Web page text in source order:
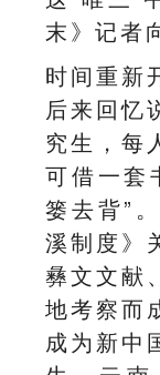
末》记者
时间重新
后来回忆
究生，每
可借一套
篓去背”
溪制度》
彝文文献
地考察而
成为新中